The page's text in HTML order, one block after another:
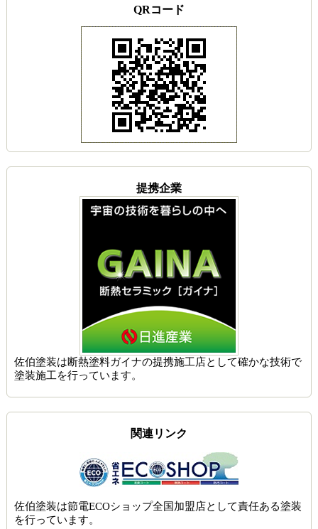
QRコード
提携企業
佐伯塗装は断熱塗料ガイナの提携施工店として確かな技術で
塗装施工を行っています。
関連リンク
佐伯塗装は節電ECOショップ全国加盟店として責任ある塗装
を行っています。